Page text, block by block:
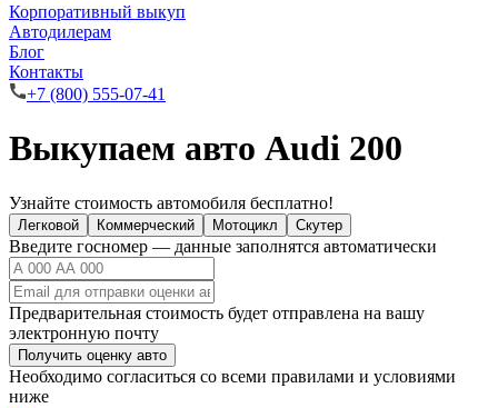
Корпоративный выкуп
Автодилерам
Блог
Контакты
+7 (800) 555-07-41
Выкупаем авто Audi 200
Узнайте стоимость автомобиля бесплатно!
Легковой Коммерческий Мотоцикл Скутер
Введите госномер — данные заполнятся автоматически
Предварительная стоимость будет отправлена на вашу
электронную почту
Получить оценку авто
Необходимо согласиться со всеми правилами и условиями
ниже